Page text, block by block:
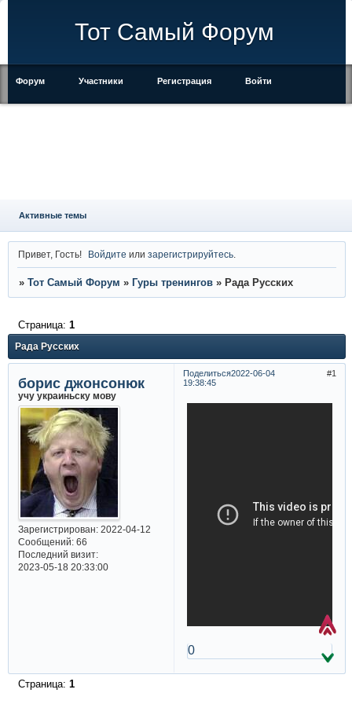
Тот Самый Форум
Форум Участники Регистрация Войти
Активные темы
Привет, Гость! Войдите илизарегистрируйтесь
» Тот Самый Форум » Гуры тренингов » Рада Русских
Рада Русских
Страница: 1
Поделиться 1
2022-06-04
19:38:45
борис джонсонюк
учу украиньску мову
Зарегистрирован: 2022-04-12
Сообщений:66
Последний визит:
2023-05-18 20:33:00
0
Страница: 1